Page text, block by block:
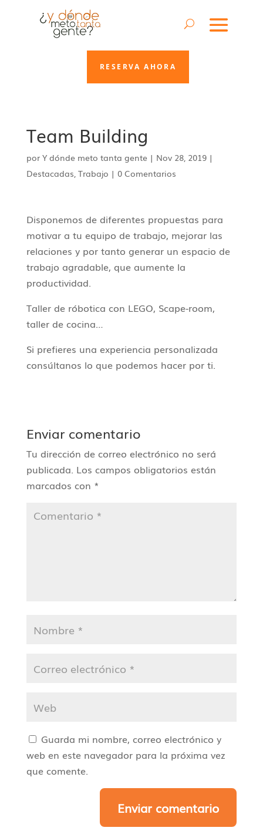
RESERVA AHORA
Team Building
por Y dónde meto tanta gente| Nov 28, 2019|
Destacadas Trabajo | 0 Comentarios
Disponemos de diferentes propuestas para
motivar a tu equipo de trabajo, mejorar las
relaciones y por tanto generar un espacio de
trabajo agradable, que aumente la
productividad.
Taller de róbotica con LEGO, Scape-room,
taller de cocina…
Si prefieres una experiencia personalizada
consúltanos lo que podemos hacer por ti.
Enviar comentario
Tu dirección de correo electrónico no será
publicada. Los campos obligatorios están
marcados con *
Guarda mi nombre, correo electrónico y
web en este navegador para la próxima vez
que comente.